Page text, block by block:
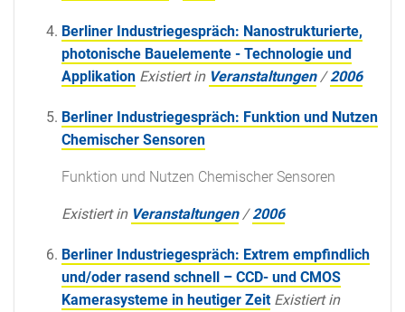
Berliner Industriegespräch: Nanostrukturierte,
photonische Bauelemente - Technologie und
Applikation Existiert in Veranstaltungen /2006
Berliner Industriegespräch: Funktion und Nutzen
Chemischer Sensoren
Funktion und Nutzen Chemischer Sensoren
Existiert in Veranstaltungen /2006
Berliner Industriegespräch: Extrem empfindlich
und/oder rasend schnell – CCD- und CMOS
Kamerasysteme in heutiger Zeit Existiert in